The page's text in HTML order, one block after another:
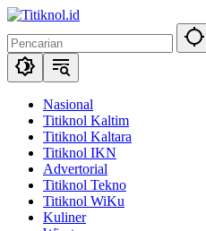
Langsung
konten
Nasional
Titiknol Kaltim
Titiknol Kaltara
Titiknol IKN
Advertorial
Titiknol Tekno
Titiknol WiKu
Kuliner